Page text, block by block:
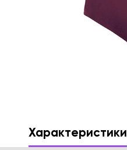
Характеристики